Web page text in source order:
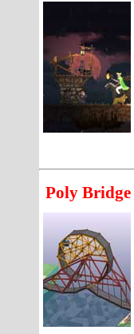
Poly Bridge